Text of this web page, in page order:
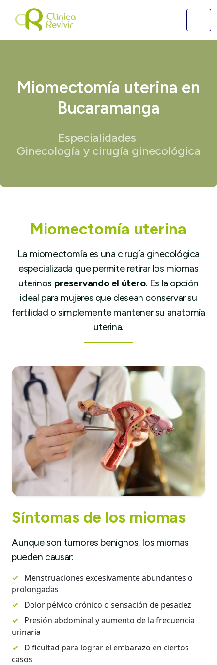
Miomectomía uterina en
Bucaramanga
Especialidades
Ginecología y cirugía ginecológica
Miomectomía uterina
La miomectomía es una cirugía ginecológica
especializada que permite retirar los miomas
uterinos preservando el útero. Es la opción
ideal para mujeres que desean conservar su
fertilidad o simplemente mantener su anatomía
uterina.
Síntomas de los miomas
Aunque son tumores benignos, los miomas
pueden causar:
✓
Menstruaciones excesivamente abundantes o
prolongadas
✓
Dolor pélvico crónico o sensación de pesadez
✓
Presión abdominal y aumento de la frecuencia
urinaria
✓
Dificultad para lograr el embarazo en ciertos
casos